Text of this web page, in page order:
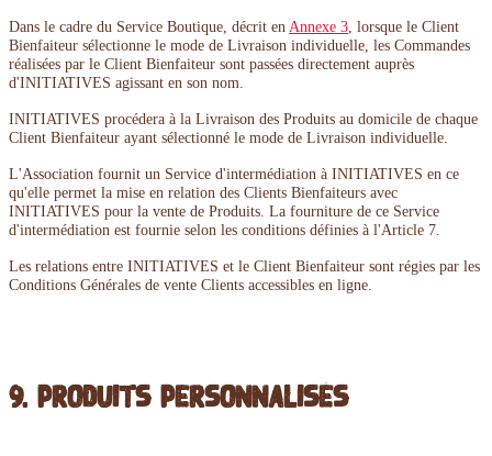
Dans le cadre du Service Boutique, décrit en Annexe 3 , lorsque le Client
Bienfaiteur sélectionne le mode de Livraison individuelle, les Commandes
réalisées par le Client Bienfaiteur sont passées directement auprès
d'INITIATIVES agissant en son nom.
INITIATIVES procédera à la Livraison des Produits au domicile de chaque
Client Bienfaiteur ayant sélectionné le mode de Livraison individuelle.
L'Association fournit un Service d'intermédiation à INITIATIVES en ce
qu'elle permet la mise en relation des Clients Bienfaiteurs avec
INITIATIVES pour la vente de Produits. La fourniture de ce Service
d'intermédiation est fournie selon les conditions définies à l'Article 7.
Les relations entre INITIATIVES et le Client Bienfaiteur sont régies par les
Conditions Générales de vente Clients accessibles en ligne.
9. Produits personnalisés